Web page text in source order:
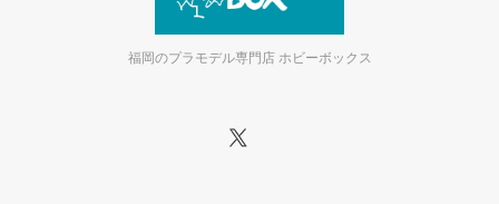
福岡のプラモデル専門店 ホビーボックス